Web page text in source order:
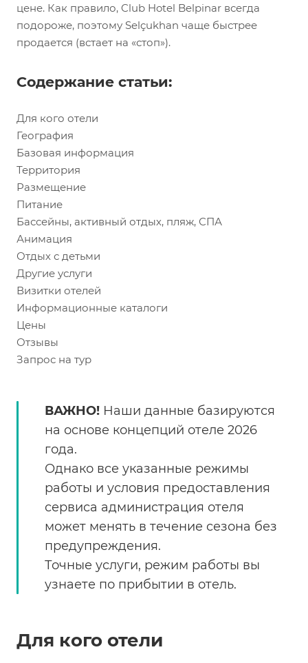
цене. Как правило, Club Hotel Belpinar всегда
подороже, поэтому Selçukhan чаще быстрее
продается (встает на «стоп»).
Содержание статьи:
Для кого отели
География
Базовая информация
Территория
Размещение
Питание
Бассейны, активный отдых, пляж, СПА
Анимация
Отдых с детьми
Другие услуги
Визитки отелей
Информационные каталоги
Цены
Отзывы
Запрос на тур
ВАЖНО! Наши данные базируются
на основе концепций отеле 2026
года.
Однако все указанные режимы
работы и условия предоставления
сервиса администрация отеля
может менять в течение сезона без
предупреждения.
Точные услуги, режим работы вы
узнаете по прибытии в отель.
Для кого отели